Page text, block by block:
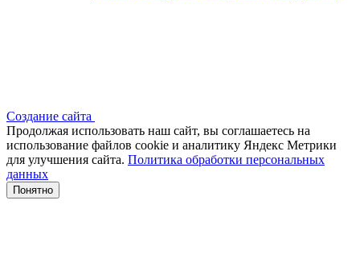
Создание сайта
Продолжая использовать наш сайт, вы соглашаетесь на
использование файлов сооkіе и аналитику Яндекс Метрики
для улучшения сайта. Политика обработки персональных
данных
Понятно